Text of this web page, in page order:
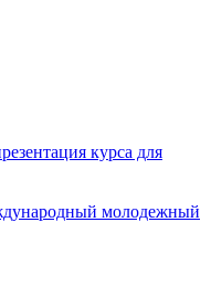
курса для
молодежный